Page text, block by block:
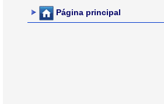
Página principal